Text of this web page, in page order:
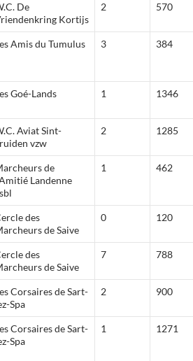
De
Kortijs
2 570
Amis du Tumulus 3 384
Goé-Lands 1 1346
Aviat Sint-
vzw
2 1285
de
Landenne
1 462
des
de Saive
0 120
des
de Saive
7 788
Corsaires de Sart-
Spa
2 900
Corsaires de Sart-
Spa
1 1271